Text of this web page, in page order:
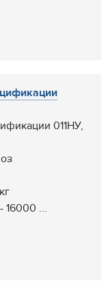
011НУ,
16000 ...